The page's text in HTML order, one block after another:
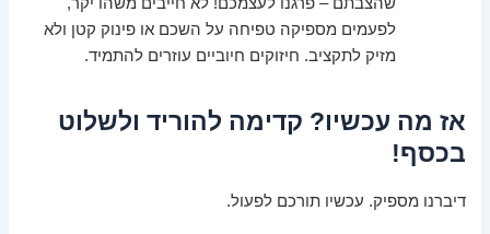
שהצבתם – פרגנו לעצמכם! לא חייבים משהו יקר,
לפעמים מספיקה טפיחה על השכם או פינוק קטן ולא
מזיק לתקציב. חיזוקים חיוביים עוזרים להתמיד.
אז מה עכשיו? קדימה להוריד ולשלוט
בכסף!
דיברנו מספיק. עכשיו תורכם לפעול.